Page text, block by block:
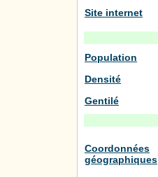
Site internet
Population
Densité
Gentilé
Coordonnées
géographiques